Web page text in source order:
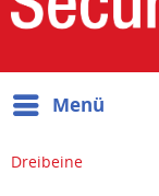
Menü
Dreibeine